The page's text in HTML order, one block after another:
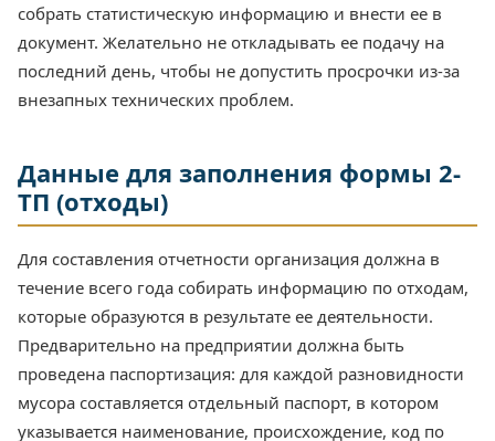
собрать статистическую информацию и внести ее в
документ. Желательно не откладывать ее подачу на
последний день, чтобы не допустить просрочки из-за
внезапных технических проблем.
Данные для заполнения формы 2-
ТП (отходы)
Для составления отчетности организация должна в
течение всего года собирать информацию по отходам,
которые образуются в результате ее деятельности.
Предварительно на предприятии должна быть
проведена паспортизация: для каждой разновидности
мусора составляется отдельный паспорт, в котором
указывается наименование, происхождение, код по